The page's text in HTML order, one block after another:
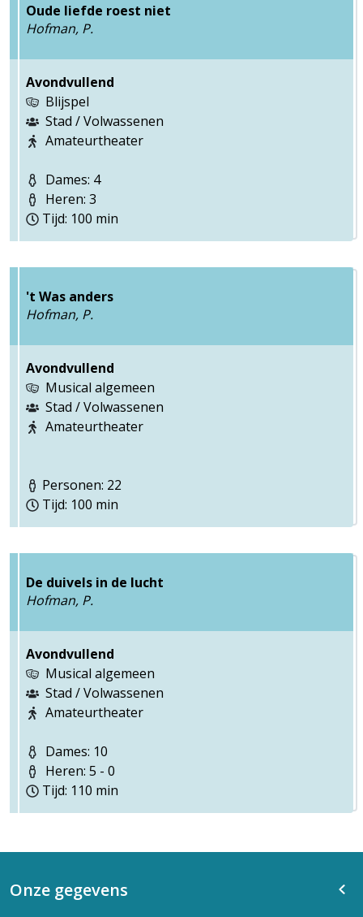
Oude liefde roest niet
Hofman, P.
Avondvullend
Blijspel
Stad / Volwassenen
Amateurtheater
Dames: 4
Heren: 3
Tijd: 100 min
't Was anders
Hofman, P.
Avondvullend
Musical algemeen
Stad / Volwassenen
Amateurtheater
Personen: 22
Tijd: 100 min
De duivels in de lucht
Hofman, P.
Avondvullend
Musical algemeen
Stad / Volwassenen
Amateurtheater
Dames: 10
Heren: 5 - 0
Tijd: 110 min
Onze gegevens